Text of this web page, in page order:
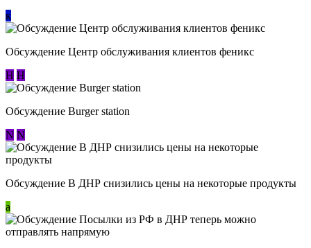
к
Обсуждение Центр обслуживания клиентов феникс
Н Н
Обсуждение Burger station
N N
Обсуждение В ДНР снизились цены на некоторые продукты
a